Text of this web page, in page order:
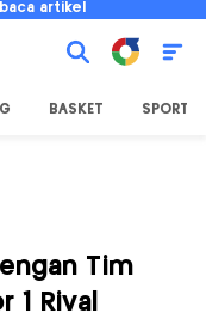
artikel
BASKET SPORT
Tim
1 Rival